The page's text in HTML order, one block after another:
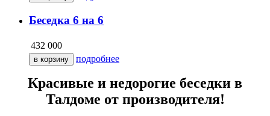
Беседка 6 на 6
432 000
подробнее
Красивые и недорогие беседки в
Талдоме от производителя!